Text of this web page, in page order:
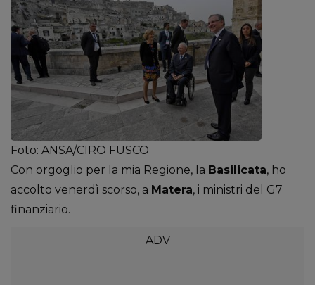
Foto: ANSA/CIRO FUSCO
Con orgoglio per la mia Regione, la Basilicata, ho
accolto venerdì scorso, a Matera, i ministri del G7
finanziario.